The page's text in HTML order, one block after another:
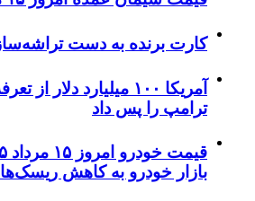
کارت برنده به دست
آمریکا ۱۰۰ میلیارد
ترامپ را پس داد
بازار خودرو به کاهش